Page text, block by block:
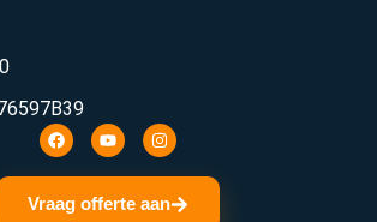
Vraag offerte aan